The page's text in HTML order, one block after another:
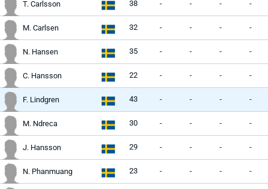
T. Carlsson 38 - - - -
M. Carlsen 32 - - - -
N. Hansen 35 - - - -
C. Hansson 22 - - - -
F. Lindgren 43 - - - -
M. Ndreca 30 - - - -
J. Hansson 29 - - - -
N. Phanmuang 23 - - - -